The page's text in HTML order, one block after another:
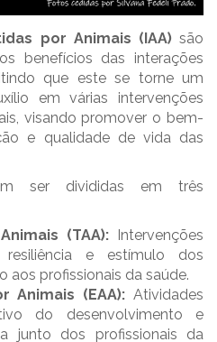
por Animais (IAA)são
benefícios das interações
que este se torne um
em várias intervenções
visando promover o bem-
e qualidade de vida das
ser divididas em três
(TAA):Intervenções
e estímulo dos
aos profissionais da saúde.
Animais (EAA): Atividades
do desenvolvimento e
junto dos profissionais da